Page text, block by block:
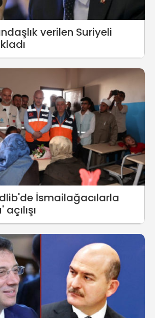
verilen Suriyeli
İsmailağacılarla